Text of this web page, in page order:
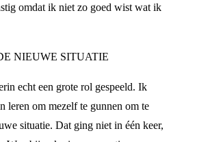
omdat ik niet zo goed wist wat ik
NIEUWE SITUATIE
echt een grote rol gespeeld. Ik
leren om mezelf te gunnen om te
situatie. Dat ging niet in één keer,